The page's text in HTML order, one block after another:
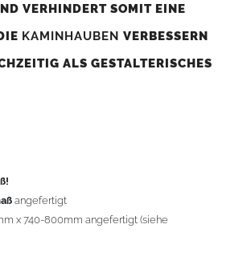
VERHINDERT SOMIT EINE
KAMINHAUBEN VERBESSERN
ALS GESTALTERISCHES
angefertigt
x 740-800mm angefertigt (siehe